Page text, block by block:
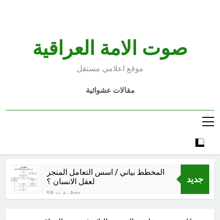
صوت الامة العراقية
موقع اعلامي مستقل
مقالات عشوائية
جديد
المخطط بياني / اسس التعامل المنجز
لعقل الانسان ؟
58 دقيقة Ago